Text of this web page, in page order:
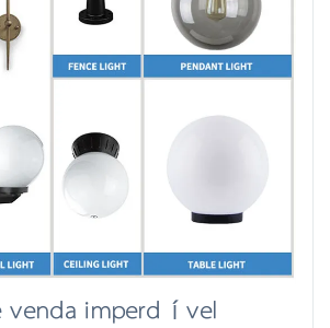
venda imperdível